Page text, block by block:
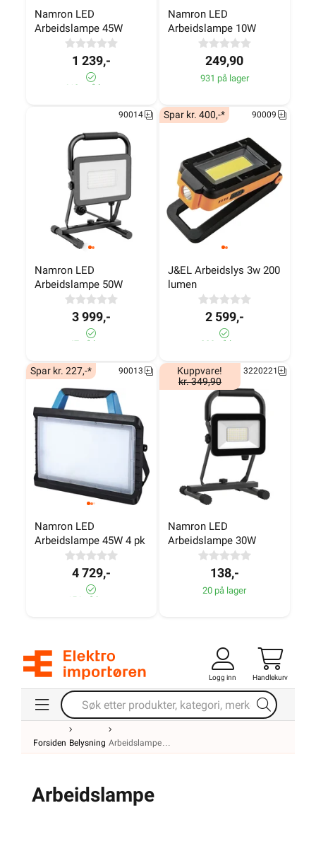
Namron LED
Arbeidslampe 45W
1 239,-
610+ på lager
Namron LED
Arbeidslampe 10W
249,90
931 på lager
Namron LED
Arbeidslampe 50W
90014
3 999,-
47 på lager
J&EL Arbeidslys 3w 200
lumen
Spar kr. 400,-* 90009
2 599,-
289 på lager
Namron LED
Arbeidslampe 45W 4 pk
Spar kr. 227,-* 90013
4 729,-
156 på lager
Namron LED
Arbeidslampe 30W
Kuppvare!
kr. 349,90
3220221
138,-
20 på lager
Logg inn Handlekurv
Forsiden Belysning Arbeidslampe
Arbeidslampe